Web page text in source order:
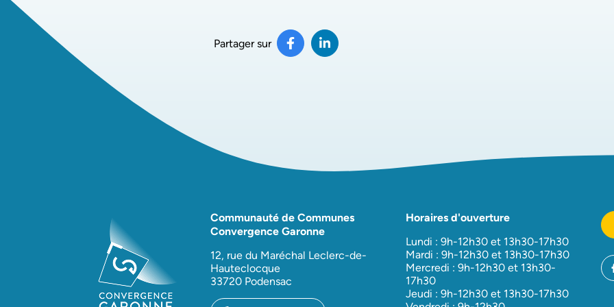
Partager sur Partager sur Facebook
(ouverture dans un nouvel onglet)
Partager sur LinkedIn
(ouverture dans un nouvel onglet)
Communauté de Communes
Convergence Garonne
12, rue du Maréchal Leclerc-de-
Hauteclocque
33720 Podensac
Horaires d'ouverture
Lundi : 9h-12h30 et 13h30-17h30
Mardi : 9h-12h30 et 13h30-17h30
Mercredi : 9h-12h30 et 13h30-
17h30
Jeudi : 9h-12h30 et 13h30-17h30